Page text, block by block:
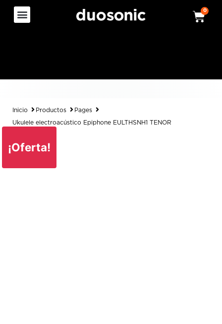
0
Inicio Productos Pages
Ukulele electroacústico Epiphone EULTHSNH1 TENOR
¡Oferta!